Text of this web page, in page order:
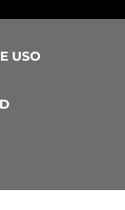
USO